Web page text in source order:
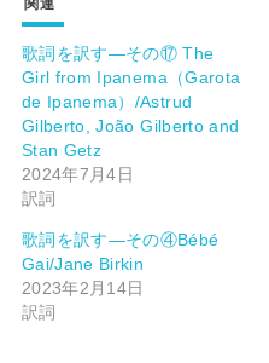
歌詞を訳す―その⑰ The
Girl from Ipanema（Garota
de Ipanema）/Astrud
Gilberto, João Gilberto and
Stan Getz
2024年7月4日
訳詞
歌詞を訳す―その④Bébé
Gai/Jane Birkin
2023年2月14日
訳詞